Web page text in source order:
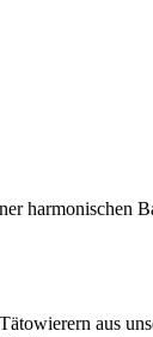
harmonischen
aus